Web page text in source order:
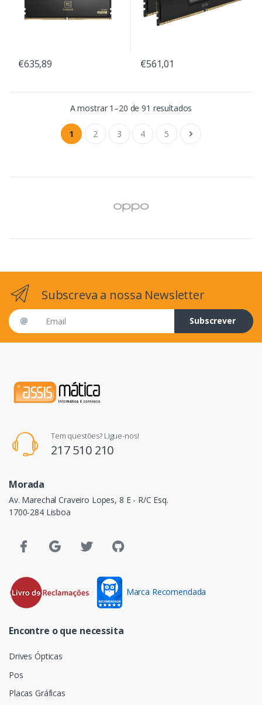
€635,89 €561,01
A mostrar 1–20 de 91 resultados
1 2 3 4 5
Subscreva a nossa Newsletter
Email address
Subscrever
Tem questões? Ligue-nos!
217 510 210
Morada
Av. Marechal Craveiro Lopes, 8 E - R/C Esq.
1700-284 Lisboa
Marca Recomendada
Encontre o que necessita
Drives Ópticas
Pos
Placas Gráficas